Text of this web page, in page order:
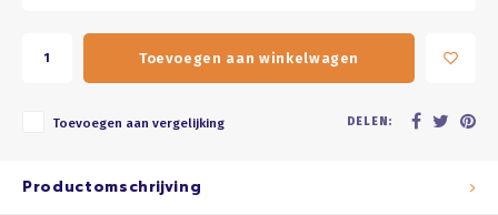
Toevoegen aan winkelwagen
Toevoegen aan vergelijking DELEN:
Productomschrijving